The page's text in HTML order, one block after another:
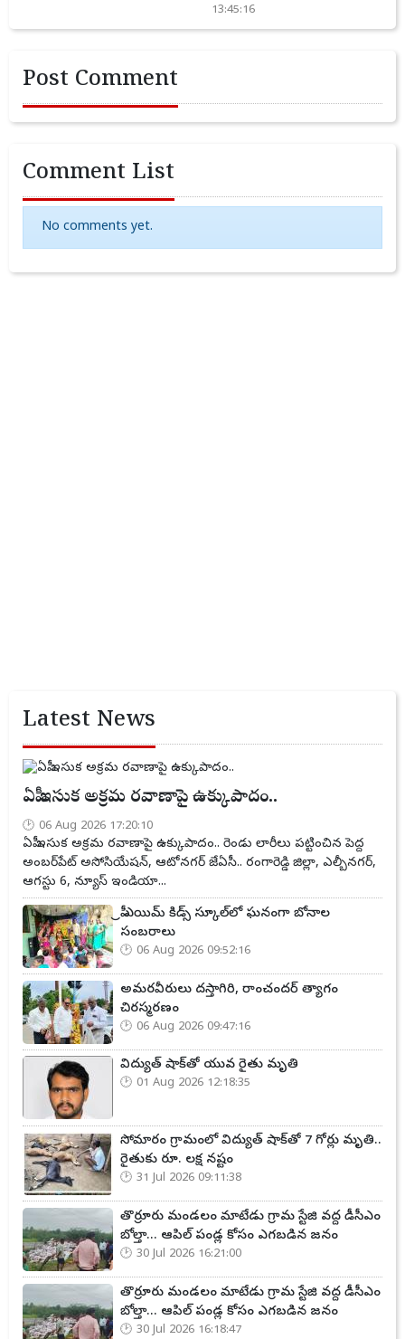
13:45:16
Post Comment
Comment List
No comments yet.
Latest News
ఏపీ ఇసుక అక్రమ రవాణాపై ఉక్కుపాదం..
06 Aug 2026 17:20:10
ఏపీ ఇసుక అక్రమ రవాణాపై ఉక్కుపాదం.. రెండు లారీలు పట్టించిన పెద్ద
అంబర్‌పేట్ అసోసియేషన్, ఆటోనగర్ జేఏసీ.. రంగారెడ్డి జిల్లా, ఎల్బీనగర్,
ఆగస్టు 6, న్యూస్ ఇండియా...
ప్రీ ఎయిమ్ కిడ్స్ స్కూల్‌లో ఘనంగా బోనాల
సంబరాలు
06 Aug 2026 09:52:16
అమరవీరులు దస్తాగిరి, రాంచందర్ త్యాగం
చిరస్మరణం
06 Aug 2026 09:47:16
విద్యుత్ షాక్‌తో యువ రైతు మృతి
01 Aug 2026 12:18:35
సోమారం గ్రామంలో విద్యుత్ షాక్‌తో 7 గోర్లు మృతి..
రైతుకు రూ. లక్ష నష్టం
31 Jul 2026 09:11:38
తొర్రూరు మండలం మాటేడు గ్రామ స్టేజి వద్ద డీసీఎం
బోల్తా... ఆపిల్ పండ్ల కోసం ఎగబడిన జనం
30 Jul 2026 16:21:00
తొర్రూరు మండలం మాటేడు గ్రామ స్టేజి వద్ద డీసీఎం
బోల్తా... ఆపిల్ పండ్ల కోసం ఎగబడిన జనం
30 Jul 2026 16:18:47